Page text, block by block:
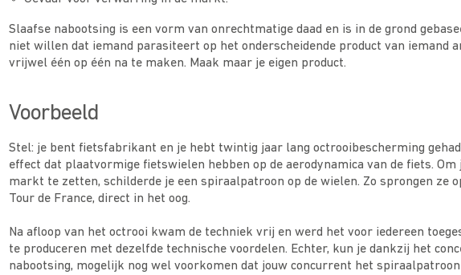
Slaafse nabootsing is een vorm van onrechtmatige daad en is in de grond
niet willen dat iemand parasiteert op het onderscheidende product van iemand
vrijwel één op één na te maken. Maak maar je eigen product.
Voorbeeld
Stel: je bent fietsfabrikant en je hebt twintig jaar lang octrooibescherming
effect dat plaatvormige fietswielen hebben op de aerodynamica van de fiets. Om
markt te zetten, schilderde je een spiraalpatroon op de wielen. Zo sprongen ze
Tour de France, direct in het oog.
Na afloop van het octrooi kwam de techniek vrij en werd het voor iedereen
te produceren met dezelfde technische voordelen. Echter, kun je dankzij het
nabootsing, mogelijk nog wel voorkomen dat jouw concurrent het spiraalpatroon